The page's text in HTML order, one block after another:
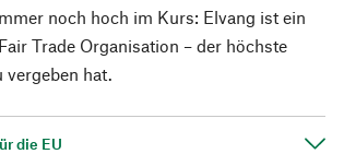
noch hoch im Kurs: Elvang ist ein
Trade Organisation – der höchste
vergeben hat.
die EU